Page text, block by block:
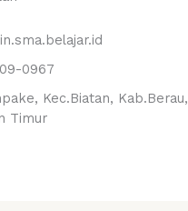
0967
Kec.Biatan, Kab.Berau,
Timur